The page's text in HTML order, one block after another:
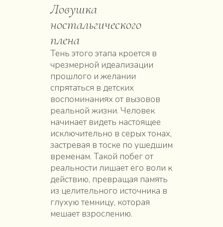
Ловушка
ностальгического
плена
Тень этого этапа кроется в
чрезмерной идеализации
прошлого и желании
спрятаться в детских
воспоминаниях от вызовов
реальной жизни. Человек
начинает видеть настоящее
исключительно в серых тонах,
застревая в тоске по ушедшим
временам. Такой побег от
реальности лишает его воли к
действию, превращая память
из целительного источника в
глухую темницу, которая
мешает взрослению.